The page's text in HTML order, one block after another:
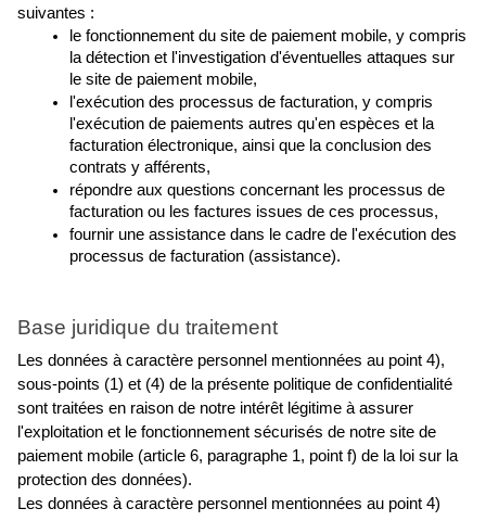
suivantes :
le fonctionnement du site de paiement mobile, y compris
la détection et l'investigation d'éventuelles attaques sur
le site de paiement mobile,
l'exécution des processus de facturation, y compris
l'exécution de paiements autres qu'en espèces et la
facturation électronique, ainsi que la conclusion des
contrats y afférents,
répondre aux questions concernant les processus de
facturation ou les factures issues de ces processus,
fournir une assistance dans le cadre de l'exécution des
processus de facturation (assistance).
Base juridique du traitement
Les données à caractère personnel mentionnées au point 4),
sous-points (1) et (4) de la présente politique de confidentialité
sont traitées en raison de notre intérêt légitime à assurer
l'exploitation et le fonctionnement sécurisés de notre site de
paiement mobile (article 6, paragraphe 1, point f) de la loi sur la
protection des données).
Les données à caractère personnel mentionnées au point 4)